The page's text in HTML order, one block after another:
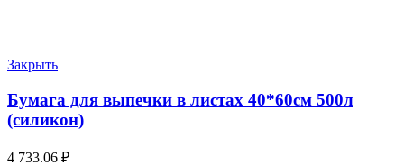
Закрыть
Бумага для выпечки в листах 40*60см 500л
(силикон)
4 733.06 ₽